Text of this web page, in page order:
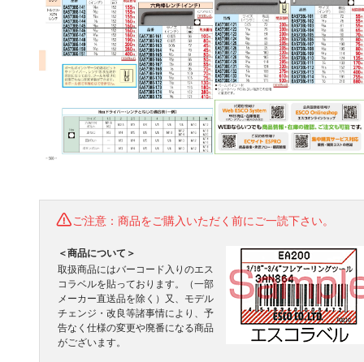
ご注意：商品をご購入いただく前にご一読下さい。
＜商品について＞
取扱商品にはバーコード入りのエス
コラベルを貼っております。（一部
メーカー直送品を除く）又、モデル
チェンジ・改良等諸事情により、予
告なく仕様の変更や廃番になる商品
がございます。